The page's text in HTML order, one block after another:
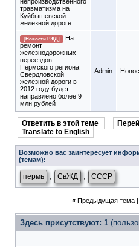
травматизма на
Куйбышевской
железной дороге.
[Новости РЖД]
На
ремонт
железнодорожных
переездов
Пермского региона
Свердловской
железной дороги в
2012 году будет
направлено более 9
млн рублей
Admin
Ответить в этой теме
Translate to English
Возможно вас заинтересует
(темам):
пермь СвЖД СССР
« Предыдущая тема|
Здесь присутствуют: 1